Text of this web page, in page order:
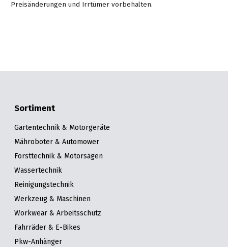
Preisänderungen und Irrtümer vorbehalten.
Sortiment
Gartentechnik & Motorgeräte
Mähroboter & Automower
Forsttechnik & Motorsägen
Wassertechnik
Reinigungstechnik
Werkzeug & Maschinen
Workwear & Arbeitsschutz
Fahrräder & E-Bikes
Pkw-Anhänger